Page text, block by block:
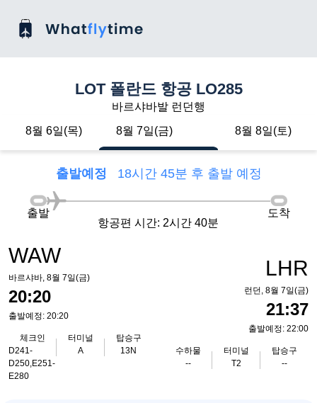
LOT 폴란드 항공 LO285
바르샤바발 런던행
8월 6일(목)
8월 7일(금) 8월 8일(토)
출발예정 18시간 45분 후 출발 예정
WAW
바르샤바, 8월 7일(금)
20:20
출발예정: 20:20
체크인
D241-
D250,E251-
E280
터미널
A
탑승구
13N
출발
항공편 시간: 2시간 40분
도착
LHR
런던, 8월 7일(금)
21:37
출발예정: 22:00
수하물
--
터미널
T2
탑승구
--